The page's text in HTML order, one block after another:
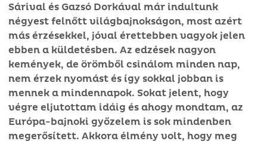
Sárival és Gazsó Dorkával már indultunk
négyest felnőtt világbajnokságon, most azért
más érzésekkel, jóval érettebben vagyok jelen
ebben a küldetésben. Az edzések nagyon
kemények, de örömből csinálom minden nap,
nem érzek nyomást és így sokkal jobban is
mennek a mindennapok. Sokat jelent, hogy
végre eljutottam idáig és ahogy mondtam, az
Európa-bajnoki győzelem is sok mindenben
megerősített. Akkora élmény volt, hogy meg